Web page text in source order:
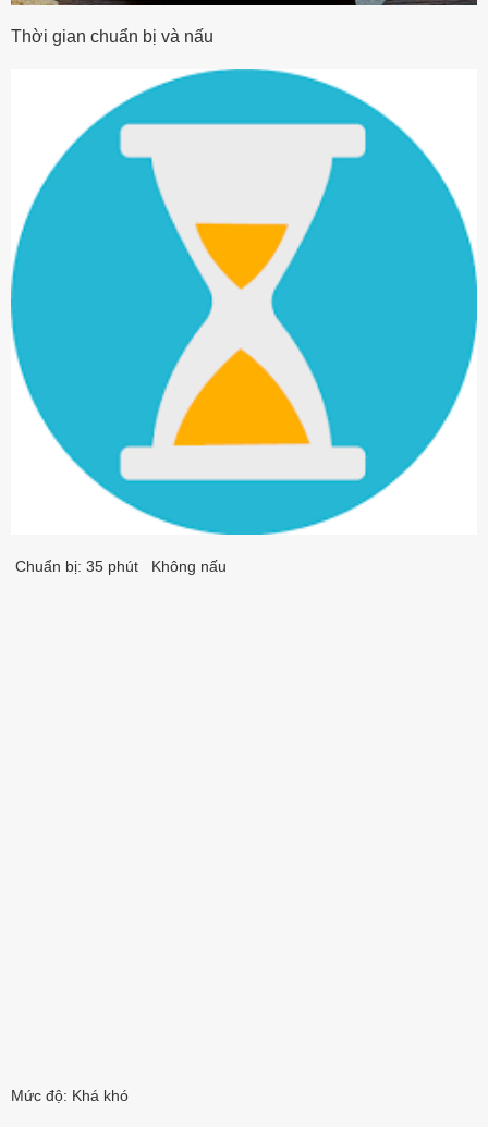
Thời gian chuẩn bị và nấu
Chuẩn bị: 35 phút Không nấu
Mức độ: Khá khó